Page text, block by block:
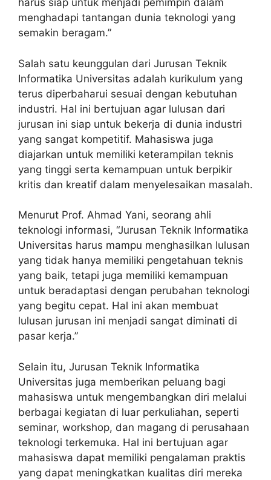
harus siap untuk menjadi pemimpin dalam
menghadapi tantangan dunia teknologi yang
semakin beragam.”
Salah satu keunggulan dari Jurusan Teknik
Informatika Universitas adalah kurikulum yang
terus diperbaharui sesuai dengan kebutuhan
industri. Hal ini bertujuan agar lulusan dari
jurusan ini siap untuk bekerja di dunia industri
yang sangat kompetitif. Mahasiswa juga
diajarkan untuk memiliki keterampilan teknis
yang tinggi serta kemampuan untuk berpikir
kritis dan kreatif dalam menyelesaikan masalah.
Menurut Prof. Ahmad Yani, seorang ahli
teknologi informasi, “Jurusan Teknik Informatika
Universitas harus mampu menghasilkan lulusan
yang tidak hanya memiliki pengetahuan teknis
yang baik, tetapi juga memiliki kemampuan
untuk beradaptasi dengan perubahan teknologi
yang begitu cepat. Hal ini akan membuat
lulusan jurusan ini menjadi sangat diminati di
pasar kerja.”
Selain itu, Jurusan Teknik Informatika
Universitas juga memberikan peluang bagi
mahasiswa untuk mengembangkan diri melalui
berbagai kegiatan di luar perkuliahan, seperti
seminar, workshop, dan magang di perusahaan
teknologi terkemuka. Hal ini bertujuan agar
mahasiswa dapat memiliki pengalaman praktis
yang dapat meningkatkan kualitas diri mereka